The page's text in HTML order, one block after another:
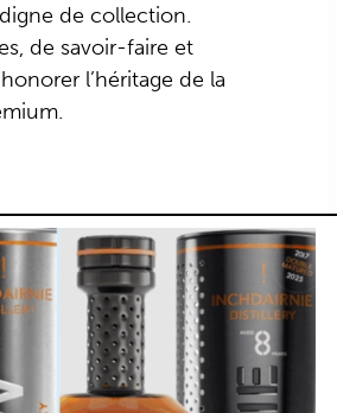
de collection.
de savoir-faire et
l’héritage de la